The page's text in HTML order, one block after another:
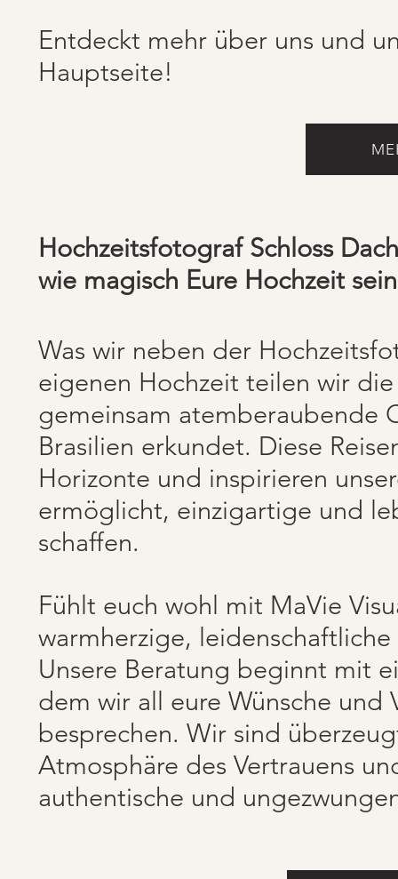
Entdeckt mehr über uns und
Hauptseite!
Hochzeitsfotograf Schloss
wie magisch Eure Hochzeit
Was wir neben der
eigenen Hochzeit teilen wir
gemeinsam atemberaubende
Brasilien erkundet. Diese
Horizonte und inspirieren
ermöglicht, einzigartige und
schaffen.
Fühlt euch wohl mit MaVie
warmherzige,
Unsere Beratung beginnt mit
dem wir all eure Wünsche
besprechen. Wir sind
Atmosphäre des Vertrauens
authentische und